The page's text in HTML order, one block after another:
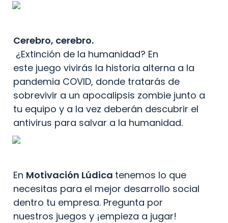
Cerebro, cerebro.
¿Extinción de la humanidad? En
este juego vivirás la historia alterna a la
pandemia COVID, donde tratarás de
sobrevivir a un apocalipsis zombie junto a
tu equipo y a la vez deberán descubrir el
antivirus para salvar a la humanidad.
En Motivación Lúdica tenemos lo que
necesitas para el mejor desarrollo social
dentro tu empresa. Pregunta por
nuestros juegos y ¡empieza a jugar!